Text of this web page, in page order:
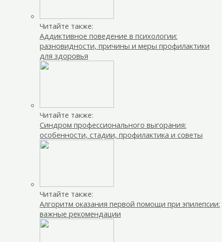
Читайте также:
Аддиктивное поведение в психологии:
разновидности, причины и меры профилактики
для здоровья
Читайте также:
Синдром профессионального выгорания:
особенности, стадии, профилактика и советы
Читайте также:
Алгоритм оказания первой помощи при эпилепсии:
важные рекомендации